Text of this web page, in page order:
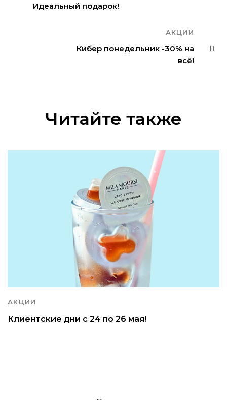
Идеальный подарок!
АКЦИИ
Кибер понедельник -30% на
всё!
Читайте также
АКЦИИ
Клиентские дни с 24 по 26 мая!